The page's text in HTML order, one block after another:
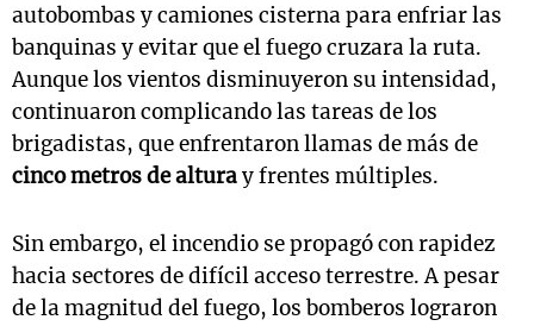
autobombas y camiones cisterna para enfriar las
banquinas y evitar que el fuego cruzara la ruta.
Aunque los vientos disminuyeron su intensidad,
continuaron complicando las tareas de los
brigadistas, que enfrentaron llamas de más de
cinco metros de alturay frentes múltiples.
Sin embargo, el incendio se propagó con rapidez
hacia sectores de difícil acceso terrestre. A pesar
de la magnitud del fuego, los bomberos lograron